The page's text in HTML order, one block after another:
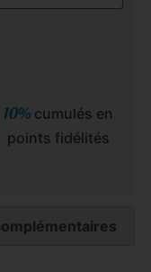
10% cumulés en
points fidélités